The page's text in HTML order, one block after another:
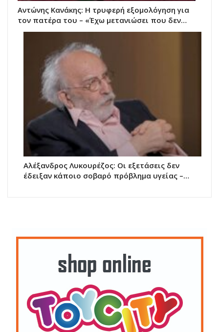
Αντώνης Κανάκης: Η τρυφερή εξομολόγηση για
τον πατέρα του – «Έχω μετανιώσει που δεν…
Αλέξανδρος Λυκουρέζος: Οι εξετάσεις δεν
έδειξαν κάποιο σοβαρό πρόβλημα υγείας –…